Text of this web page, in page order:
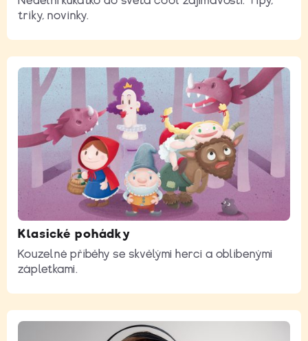
triky, novinky.
Klasické pohádky
Kouzelné příběhy se skvělými herci a oblíbenými
zápletkami.